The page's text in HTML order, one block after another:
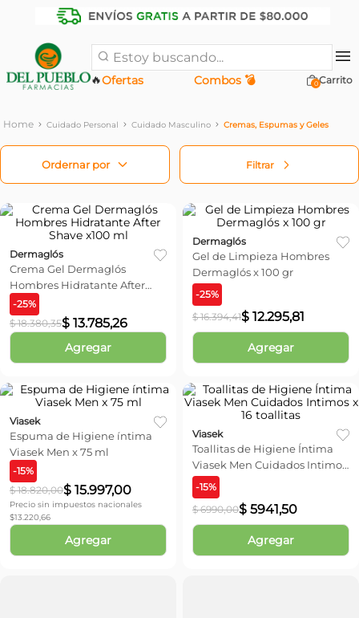
Estoy buscando...
Ofertas
🔥 Combos 💣 0
Cuidado Personal Cuidado Masculino Cremas, Espumas y Geles
Filtrar
Dermaglós
Crema Gel Dermaglós
Hombres Hidratante After
Shave x100 ml
-25%
$ 18.380,35$ 13.785,26
Agregar
Dermaglós
Gel de Limpieza Hombres
Dermaglós x 100 gr
-25%
$ 16.394,41$ 12.295,81
Agregar
Viasek
Espuma de Higiene íntima
Viasek Men x 75 ml
-15%
$ 18.820,00$ 15.997,00
Precio sin impuestos nacionales
$13.220,66
Agregar
Viasek
Toallitas de Higiene Íntima
Viasek Men Cuidados Intimos
x 16 toallitas
-15%
$ 6990,00$ 5941,50
Agregar